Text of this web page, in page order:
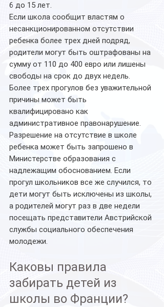
6 до 15 лет.
Если школа сообщит властям о
несанкционированном отсутствии
ребенка более трех дней подряд,
родители могут быть оштрафованы на
сумму от 110 до 400 евро или лишены
свободы на срок до двух недель.
Более трех прогулов без уважительной
причины может быть
квалифицировано как
административное правонарушение.
Разрешение на отсутствие в школе
ребенка может быть запрошено в
Министерстве образования с
надлежащим обоснованием. Если
прогул школьников все же случился, то
дети могут быть исключены из школы,
а родителей могут раз в две недели
посещать представители Австрийской
службы социального обеспечения
молодежи.
Каковы правила
забирать детей из
школы во Франции?